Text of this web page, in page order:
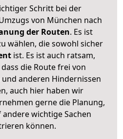
Schritt bei der
von München nach
der Routen. Es ist
wählen, die sowohl sicher
ist. Es ist auch ratsam,
die Route frei von
anderen Hindernissen
auch hier haben wir
gerne die Planung,
wichtige Sachen
können.